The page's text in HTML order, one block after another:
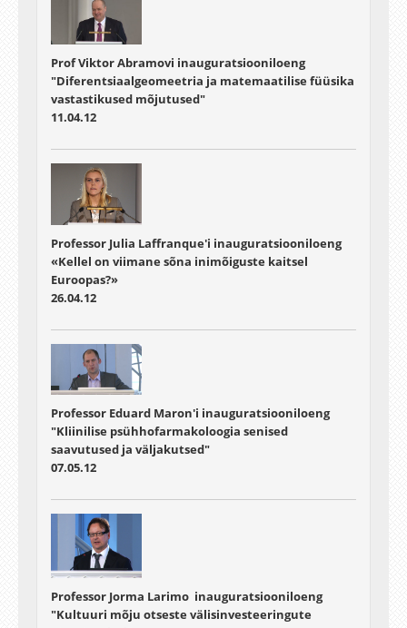
Prof Viktor Abramovi inauguratsiooniloeng
"Diferentsiaalgeomeetria ja matemaatilise füüsika
vastastikused mõjutused"
11.04.12
Professor Julia Laffranque'i inauguratsiooniloeng
«Kellel on viimane sõna inimõiguste kaitsel
Euroopas?»
26.04.12
Professor Eduard Maron'i inauguratsiooniloeng
"Kliinilise psühhofarmakoloogia senised
saavutused ja väljakutsed"
07.05.12
Professor Jorma Larimo inauguratsiooniloeng
"Kultuuri mõju otseste välisinvesteeringute